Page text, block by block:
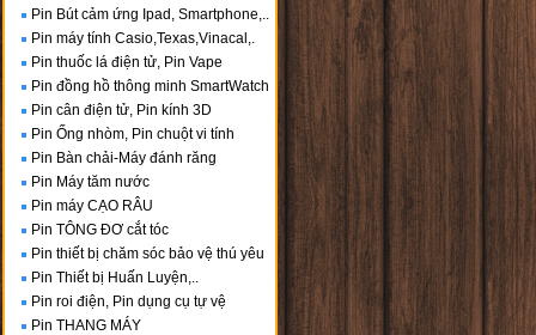
Pin Bút cảm ứng Ipad, Smartphone,..
Pin máy tính Casio,Texas,Vinacal,.
Pin thuốc lá điện tử, Pin Vape
Pin đồng hồ thông minh SmartWatch
Pin cân điện tử, Pin kính 3D
Pin Ống nhòm, Pin chuột vi tính
Pin Bàn chải-Máy đánh răng
Pin Máy tăm nước
Pin máy CẠO RÂU
Pin TÔNG ĐƠ cắt tóc
Pin thiết bị chăm sóc bảo vệ thú yêu
Pin Thiết bị Huấn Luyện,..
Pin roi điện, Pin dụng cụ tự vệ
Pin THANG MÁY